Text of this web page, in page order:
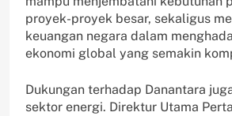
proyek-proyek besar, sekaligus
keuangan negara dalam
ekonomi global yang semakin
Dukungan terhadap Danantara
sektor energi. Direktur Utama